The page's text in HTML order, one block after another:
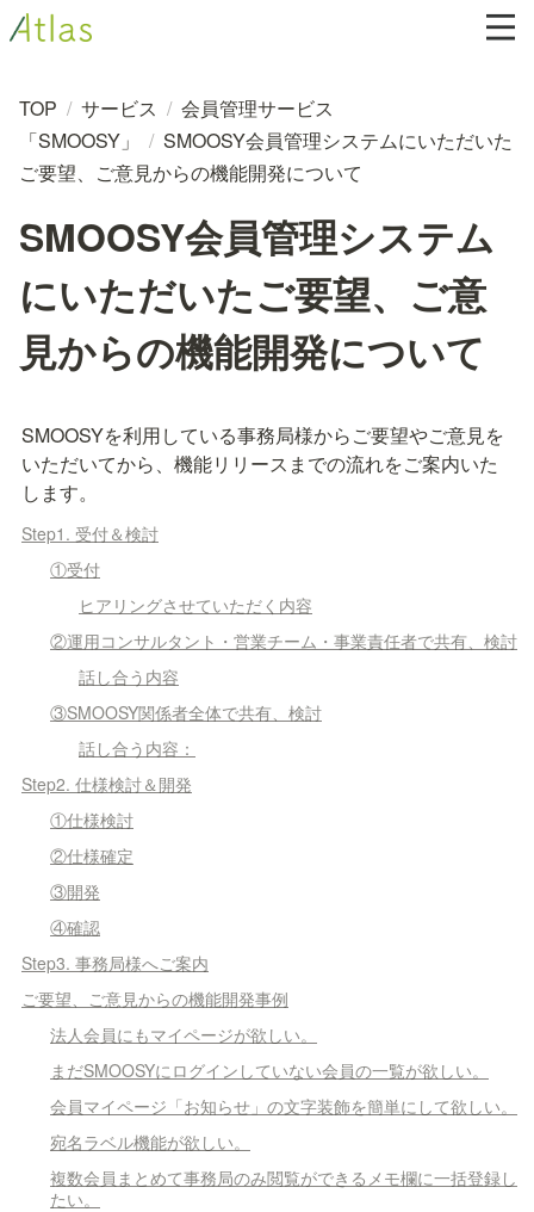
TOP / サービス / 会員管理サービス
「SMOOSY」
/ SMOOSY会員管理システムにいただいた
ご要望、ご意見からの機能開発について
SMOOSY会員管理システム
にいただいたご要望、ご意
見からの機能開発について
SMOOSYを利用している事務局様からご要望やご意見を
いただいてから、機能リリースまでの流れをご案内いた
します。
Step1. 受付＆検討
①受付
ヒアリングさせていただく内容
②運用コンサルタント・営業チーム・事業責任者で共有、検討
話し合う内容
③SMOOSY関係者全体で共有、検討
話し合う内容：
Step2. 仕様検討＆開発
①仕様検討
②仕様確定
③開発
④確認
Step3. 事務局様へご案内
ご要望、ご意見からの機能開発事例
法人会員にもマイページが欲しい。
まだSMOOSYにログインしていない会員の一覧が欲しい。
会員マイページ「お知らせ」の文字装飾を簡単にして欲しい。
宛名ラベル機能が欲しい。
複数会員まとめて事務局のみ閲覧ができるメモ欄に一括登録し
たい。